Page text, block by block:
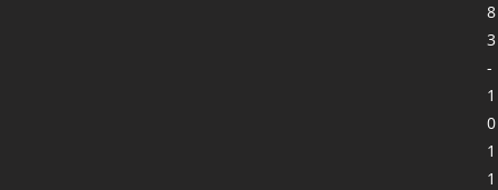
8
3
-
1
0
1
1